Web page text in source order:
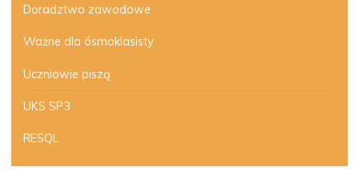
Doradztwo zawodowe
Ważne dla ósmoklasisty
Uczniowie piszą
UKS SP3
RESQL